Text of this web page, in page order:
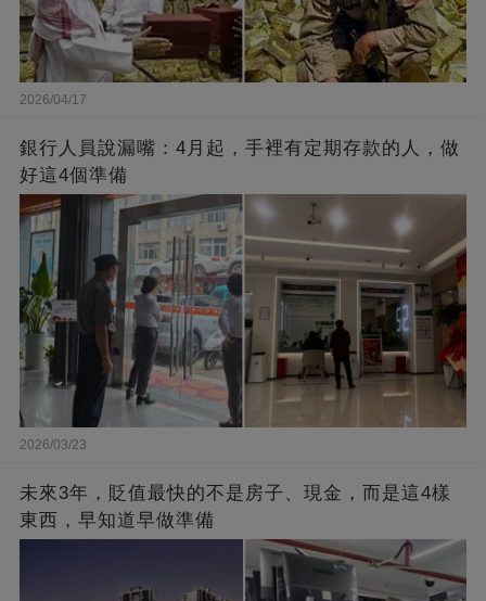
2026/04/17
銀行人員說漏嘴：4月起，手裡有定期存款的人，做
好這4個準備
2026/03/23
未來3年，貶值最快的不是房子、現金，而是這4樣
東西，早知道早做準備